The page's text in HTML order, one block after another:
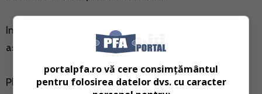
Impozitul se calculeaza prin
asupra venitului net.
Platitorii veniturilor, persoane juridice sau alte entitati
portalpfa.ro vă cere consimțământul
pentru folosirea datelor dvs. cu caracter